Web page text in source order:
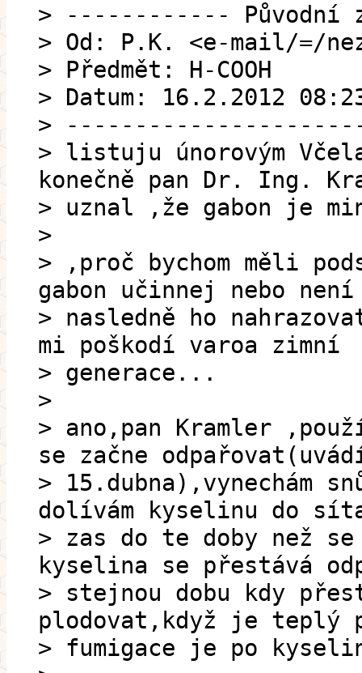
> ------------ Původní
> Od: P.K. <e-mail/=/
> Předmět: H-COOH
> Datum: 16.2.2012
>
> listuju únorovým
konečně pan Dr. Ing.
> uznal ,že gabon je
>
> ,proč bychom měli
gabon učinnej nebo
> nasledně ho
mi poškodí varoa zimní
> generace...
>
> ano,pan Kramler
se začne
> 15.dubna),vynechám
dolívám kyselinu do
> zas do te doby než
kyselina se přestává
> stejnou dobu kdy
plodovat,když je teplý
> fumigace je po